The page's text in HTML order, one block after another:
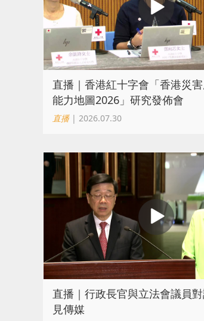
直播｜香港紅十字會「香港災
能力地圖2026」研究發佈會
直播| 2026.07.30
直播｜行政長官與立法會議員
見傳媒